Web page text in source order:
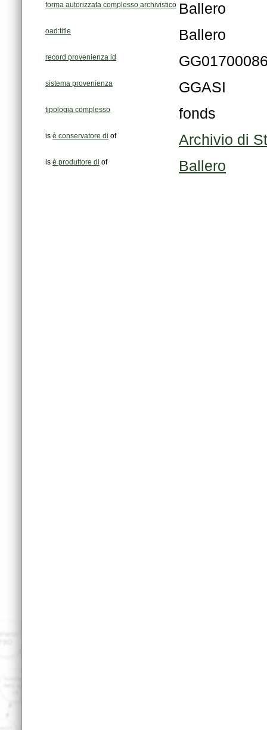
forma autorizzata complesso archivistico Ballero
oad:title Ballero
record provenienza id
sistema provenienza GGASI
tipologia complesso fonds
is è conservatore di of Archivio di
is è produttore di of Ballero